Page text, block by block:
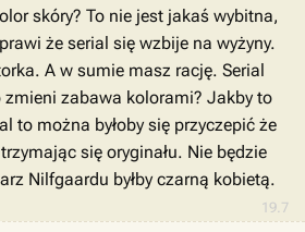
19.7
skóry? To nie jest jakaś wybitna,
że serial się wzbije na wyżyny.
A w sumie masz rację. Serial
zmieni zabawa kolorami? Jakby to
to można byłoby się przyczepić że
się oryginału. Nie będzie
Nilfgaardu byłby czarną kobietą.